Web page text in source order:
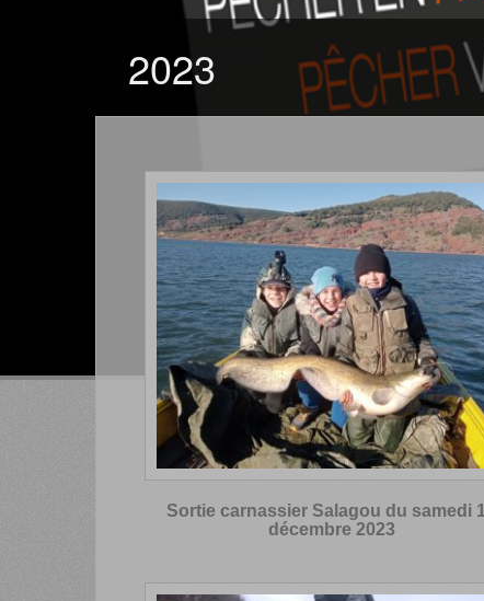
2023
Sortie carnassier Salagou du samedi
décembre 2023